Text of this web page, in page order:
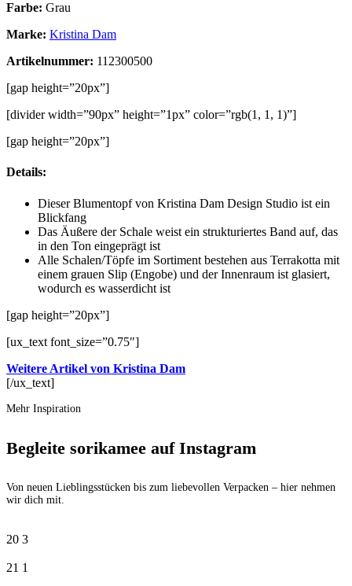
Farbe: Grau
Marke: Kristina Dam
Artikelnummer: 112300500
[gap height=”20px”]
[divider width=”90px” height=”1px” color=”rgb(1, 1, 1)”]
[gap height=”20px”]
Details:
Dieser Blumentopf von Kristina Dam Design Studio ist ein
Blickfang
Das Äußere der Schale weist ein strukturiertes Band auf, das
in den Ton eingeprägt ist
Alle Schalen/Töpfe im Sortiment bestehen aus Terrakotta mit
einem grauen Slip (Engobe) und der Innenraum ist glasiert,
wodurch es wasserdicht ist
[gap height=”20px”]
[ux_text font_size=”0.75″]
Weitere Artikel von Kristina Dam
[/ux_text]
Mehr Inspiration
Begleite sorikamee auf Instagram
Von neuen Lieblingsstücken bis zum liebevollen Verpacken – hier nehmen
wir dich mit.
20 3
21 1